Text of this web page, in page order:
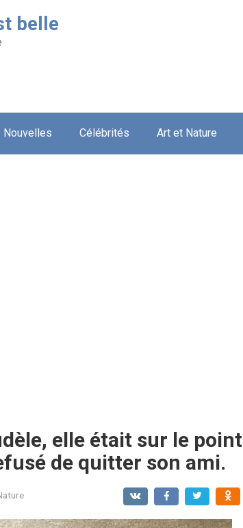
belle
Nouvelles Célébrités Art et Nature
elle était sur le point
de quitter son ami.